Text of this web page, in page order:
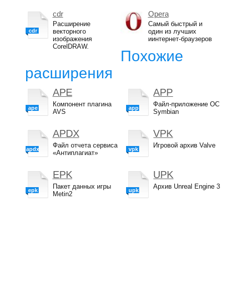
cdr
cdr
Расширение
векторного
изображения
CorelDRAW.
Opera
Самый быстрый и
один из лучших
иинтернет-браузеров
Похожие
расширения
ape
APE
Компонент плагина
AVS
apdx
APDX
Файл отчета сервиса
«Антиплагиат»
epk
EPK
Пакет данных игры
Metin2
app
APP
Файл-приложение ОС
Symbian
vpk
VPK
Игровой архив Valve
upk
UPK
Архив Unreal Engine 3